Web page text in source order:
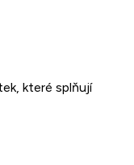
které splňují